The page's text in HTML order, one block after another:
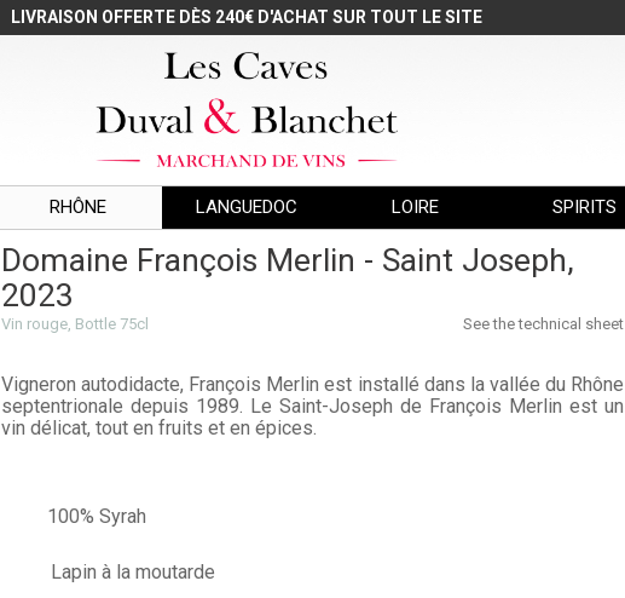
LIVRAISON OFFERTE DÈS 240€ D'ACHAT SUR TOUT LE SITE
RHÔNE LANGUEDOC LOIRE SPIRITS
Domaine François Merlin - Saint Joseph,
2023
Vin rouge, Bottle 75cl See the technical sheet
Vigneron autodidacte, François Merlin est installé dans la vallée du Rhône
septentrionale depuis 1989. Le Saint-Joseph de François Merlin est un
vin délicat, tout en fruits et en épices.
100% Syrah
Lapin à la moutarde